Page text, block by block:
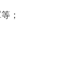
；